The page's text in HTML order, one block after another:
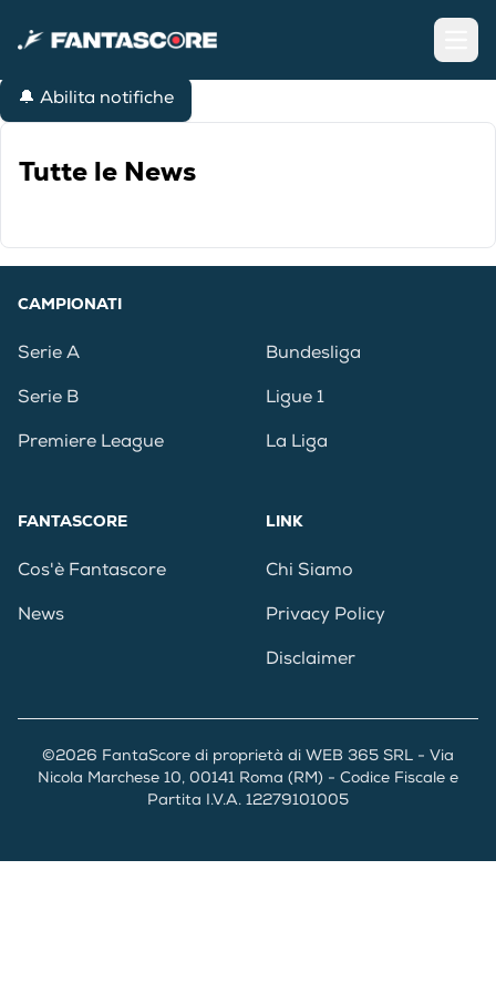
🔔 Abilita notifiche
Tutte le News
CAMPIONATI
Serie A
Serie B
Premiere League
Bundesliga
Ligue 1
La Liga
FANTASCORE
Cos'è Fantascore
News
LINK
Chi Siamo
Privacy Policy
Disclaimer
©2026 FantaScore di proprietà di WEB 365 SRL - Via
Nicola Marchese 10, 00141 Roma (RM) - Codice Fiscale e
Partita I.V.A. 12279101005